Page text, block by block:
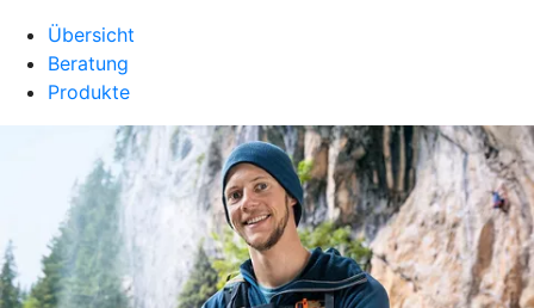
Übersicht
Beratung
Produkte